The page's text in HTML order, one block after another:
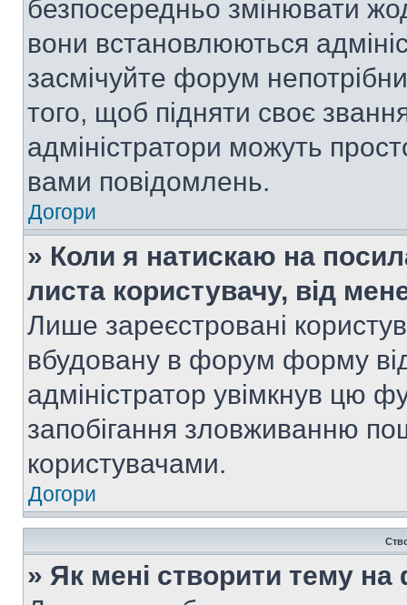
безпосередньо змінювати
вони встановлюються
засмічуйте форум
того, щоб підняти своє
адміністратори можуть
вами повідомлень.
Догори
» Коли я натискаю на
листа користувачу, від
Лише зареєстровані
вбудовану в форум форму
адміністратор увімкнув цю
запобігання зловживанню
користувачами.
Догори
» Як мені створити тему на